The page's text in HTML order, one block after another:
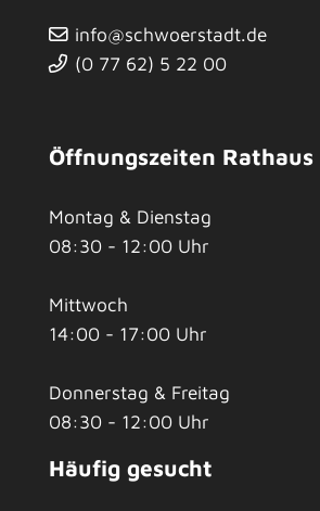
info@schwoerstadt.de
(0 77 62) 5 22 00
Öffnungszeiten Rathaus
Montag & Dienstag
08:30 - 12:00 Uhr
Mittwoch
14:00 - 17:00 Uhr
Donnerstag & Freitag
08:30 - 12:00 Uhr
Häufig gesucht